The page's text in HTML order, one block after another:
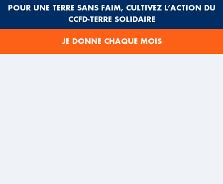
des frontières mexicaines :
déploiement de la garde nationale, c’est-à-dire qu’ils vont
POUR UNE TERRE SANS FAIM, CULTIVEZ L’ACTION DU
CCFD-TERRE SOLIDAIRE
JE DONNE CHAQUE MOIS